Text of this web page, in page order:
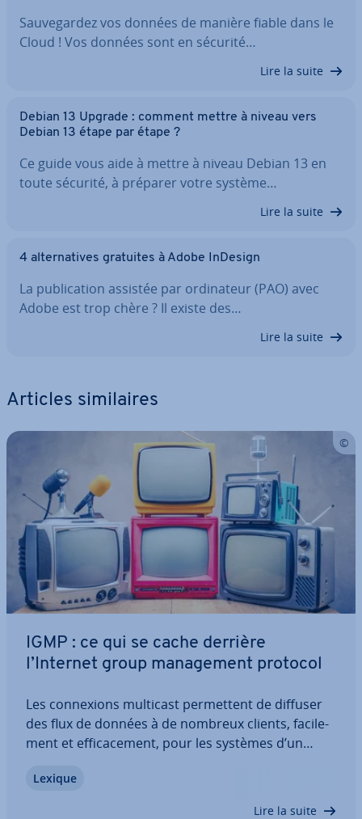
Sau­ve­gar­dez vos données de manière fiable dans le
Cloud ! Vos données sont en sécurité…
Lire la suite
Debian 13 Upgrade : comment mettre à niveau vers
Debian 13 étape par étape ?
Ce guide vous aide à mettre à niveau Debian 13 en
toute sécurité, à préparer votre système…
Lire la suite
4 al­ter­na­tives gratuites à Adobe InDesign
La pu­bli­ca­tion assistée par or­di­na­teur (PAO) avec
Adobe est trop chère ? Il existe des…
Lire la suite
Articles si­mi­laires
IGMP : ce qui se cache derrière
l’Internet group ma­na­ge­ment protocol
Les con­nexions multicast per­met­tent de diffuser
des flux de données à de nombreux clients, fa­ci­le­
ment et ef­fi­ca­ce­ment, pour les systèmes d’un
ces groupes sont organisés et gérés avec l’Internet
Lexique
Lire la suite